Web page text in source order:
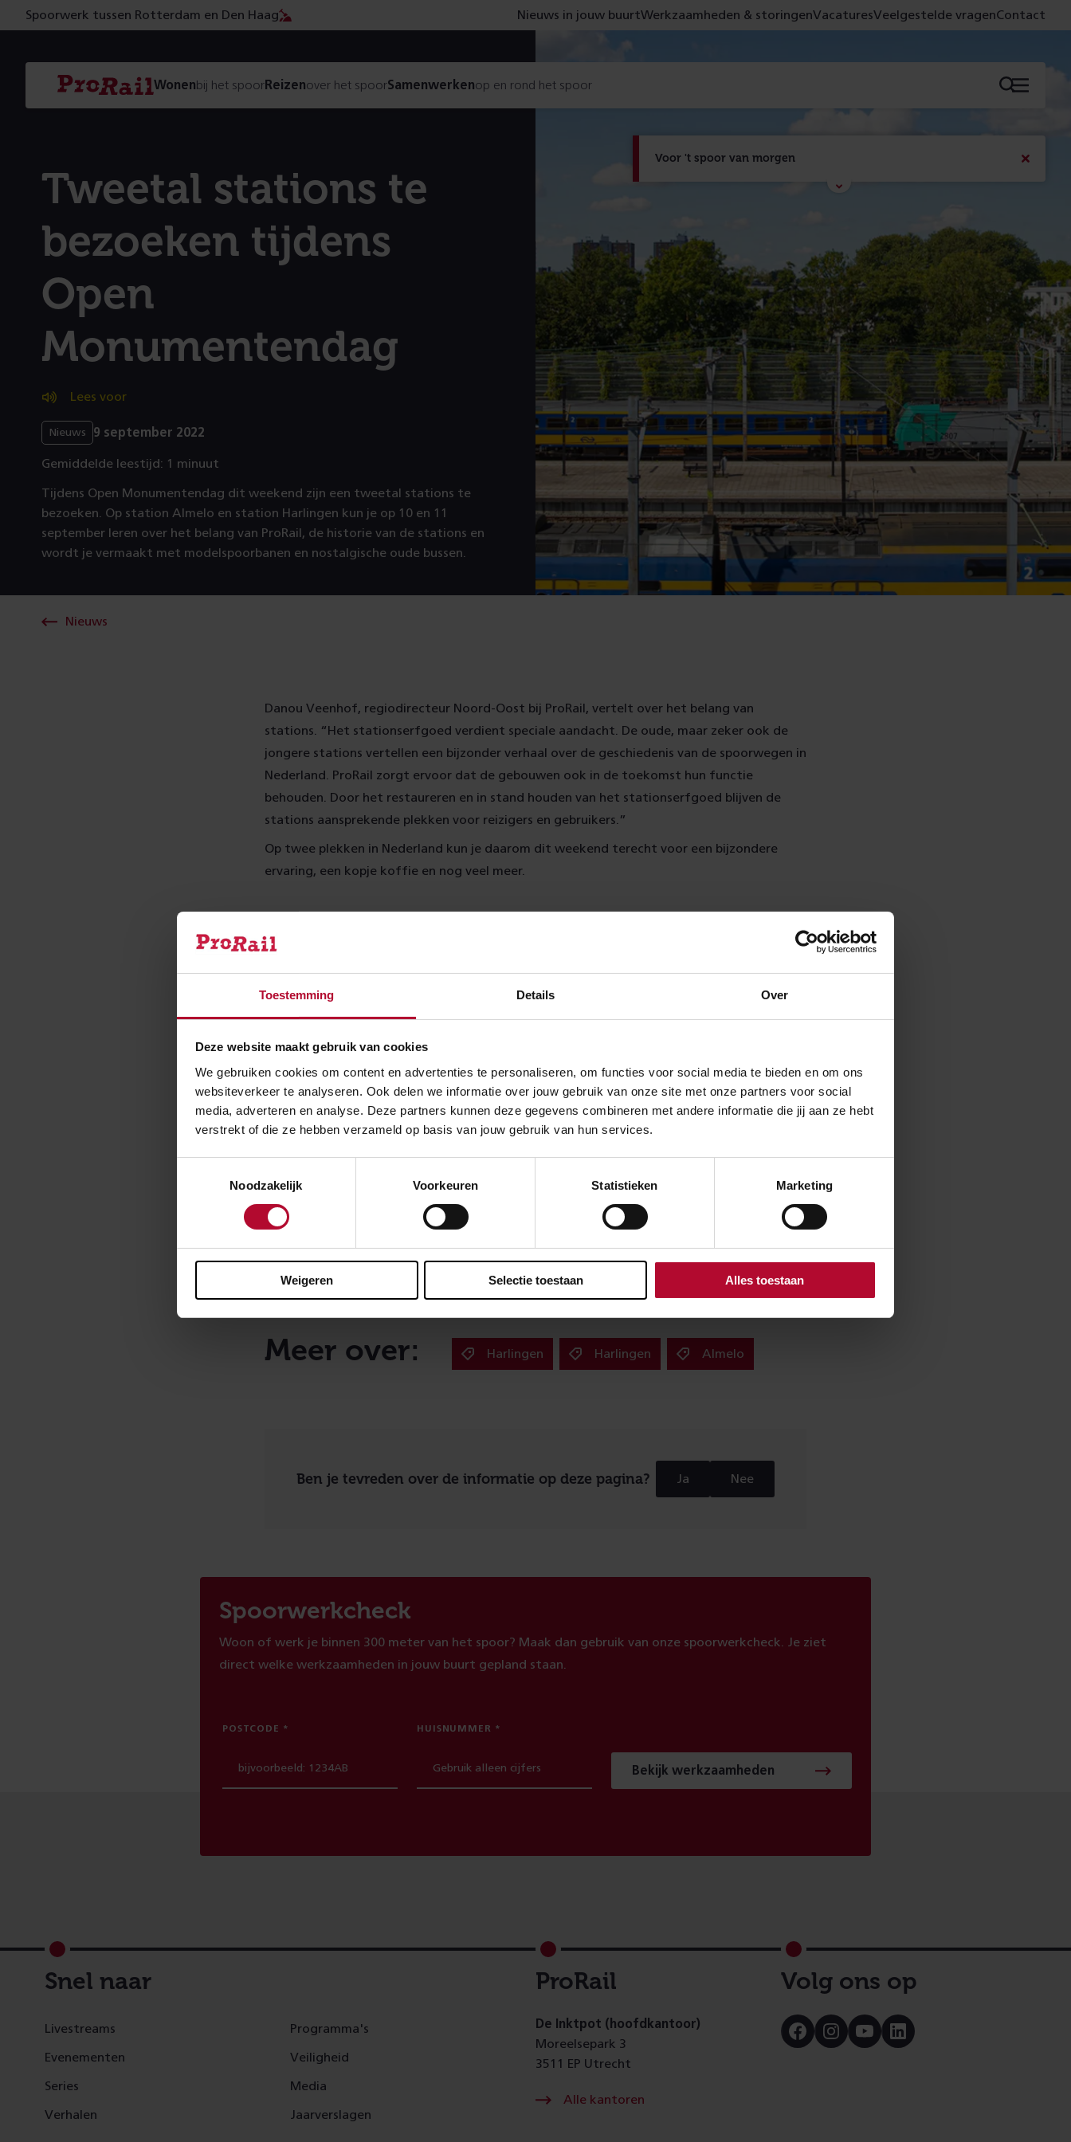
Toestemming Details Over
Deze website maakt gebruik van cookies
We gebruiken cookies om content en advertenties te personaliseren, om functies voor social media te bieden en om ons
websiteverkeer te analyseren. Ook delen we informatie over jouw gebruik van onze site met onze partners voor social
media, adverteren en analyse. Deze partners kunnen deze gegevens combineren met andere informatie die jij aan ze hebt
verstrekt of die ze hebben verzameld op basis van jouw gebruik van hun services.
Noodzakelijk
Voorkeuren Statistieken Marketing
Weigeren Selectie toestaan Alles toestaan
Voor 't spoor van morgen
Met de campagne 'Voor 't spoor naar morgen' laten
Lees meer
Spoorwerk tussen Rotterdam en Den Haag Nieuws in jouw buurtWerkzaamheden & storingenVacaturesVeelgestelde vragenContact
Navigatie
Homepage
ProRail
Wonenbij het spoorReizenover het spoorSamenwerkenop en rond het spoor Menu
Tweetal stations te
bezoeken tijdens
Open
Monumentendag
Lees voor
Nieuws 9 september 2022
Gemiddelde leestijd: 1 minuut
Tijdens Open Monumentendag dit weekend zijn een tweetal stations te
bezoeken. Op station Almelo en station Harlingen kun je op 10 en 11
september leren over het belang van ProRail, de historie van de stations en
wordt je vermaakt met modelspoorbanen en nostalgische oude bussen.
Nieuws
Danou Veenhof, regiodirecteur Noord-Oost bij ProRail, vertelt over het belang van
stations. “Het stationserfgoed verdient speciale aandacht. De oude, maar zeker ook de
jongere stations vertellen een bijzonder verhaal over de geschiedenis van de spoorwegen in
Nederland. ProRail zorgt ervoor dat de gebouwen ook in de toekomst hun functie
behouden. Door het restaureren en in stand houden van het stationserfgoed blijven de
stations aansprekende plekken voor reizigers en gebruikers.”
Op twee plekken in Nederland kun je daarom dit weekend terecht voor een bijzondere
ervaring, een kopje koffie en nog veel meer.
Almelo
Almelo, NS-regiodirecteur Maarten Haverkamp, Jeroen Ongering, voorzitter plaatselijk
genoeg te doen. Er is een modelspoorbaan, een presentatie van een tweetal nostalgische
TET-bussen, live muziek, een presentatie over de historie van station Almelo en een
rondleiding in de schuilkelder bij de fietsenstalling.Kijk hiervoor het volledige programma.
Harlingen
Bij station Harlingen kun je van 11:00 tot 16:00 uur terecht voor een gratis kopje koffie of
thee. Verder zijn er om 11:00 en 12:30 uur twee lezingen over de door Jitse de Hoogh
gerestaureerde perronkappen. Jitse is restauratie-architect bij Arcadis, dat in opdracht van
ProRail verantwoordelijk was voor het ontwerp van de restauratie, het kleurontwerp en de
Meer over: Harlingen Harlingen Almelo
Ben je tevreden over de informatie op deze pagina? Ja Nee
Spoorwerkcheck
Woon of werk je binnen 300 meter van het spoor? Maak dan gebruik van onze spoorwerkcheck. Je ziet
direct welke werkzaamheden in jouw buurt gepland staan.
POSTCODE HUISNUMMER
Bekijk werkzaamheden
Footer
Snel naar
Livestreams
Evenementen
Series
Verhalen
Programma's
Veiligheid
Media
Jaarverslagen
ProRail
De Inktpot (hoofdkantoor)
Moreelsepark 3
3511 EP Utrecht
Alle kantoren
Volg ons op
Bezoek
onze
Bezoek
onze
Bezoek
onze
Bezoek
onze